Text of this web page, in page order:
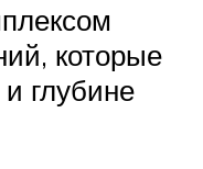
которые
глубине